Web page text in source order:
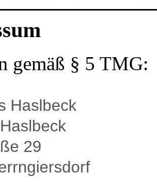
gemäß § 5 TMG:
Haslbeck
29